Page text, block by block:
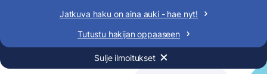
Jatkuva haku on aina auki - hae nyt!
Tutustu hakijan oppaaseen
Sulje ilmoitukset